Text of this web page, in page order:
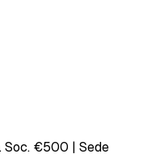
Soc. €500 | Sede